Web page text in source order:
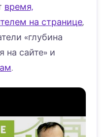
время,
на странице,
«глубина
на сайте» и
.